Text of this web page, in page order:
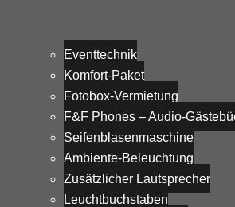
Eventtechnik
Komfort-Paket
Fotobox-Vermietung
F&F Phones – Audio-
Seifenblasenmaschine
Ambiente-Beleuchtung
Zusätzlicher Lautsprecher
Leuchtbuchstaben